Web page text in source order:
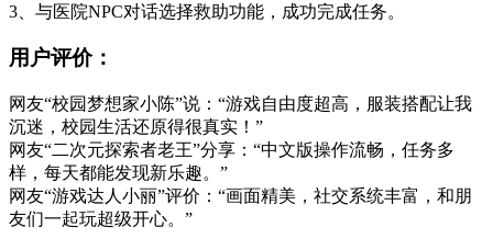
3、与医院NPC对话选择救助功能，成功完成任务。
用户评价：
网友“校园梦想家小陈”说：“游戏自由度超高，服装搭配让我
沉迷，校园生活还原得很真实！”
网友“二次元探索者老王”分享：“中文版操作流畅，任务多
样，每天都能发现新乐趣。”
网友“游戏达人小丽”评价：“画面精美，社交系统丰富，和朋
友们一起玩超级开心。”